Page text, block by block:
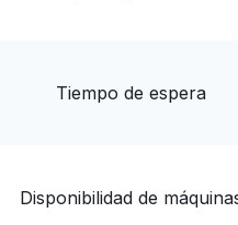
Tiempo de espera
Disponibilidad de